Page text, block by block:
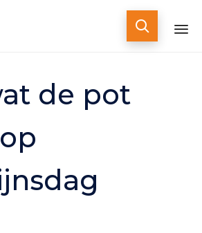

content
de pot